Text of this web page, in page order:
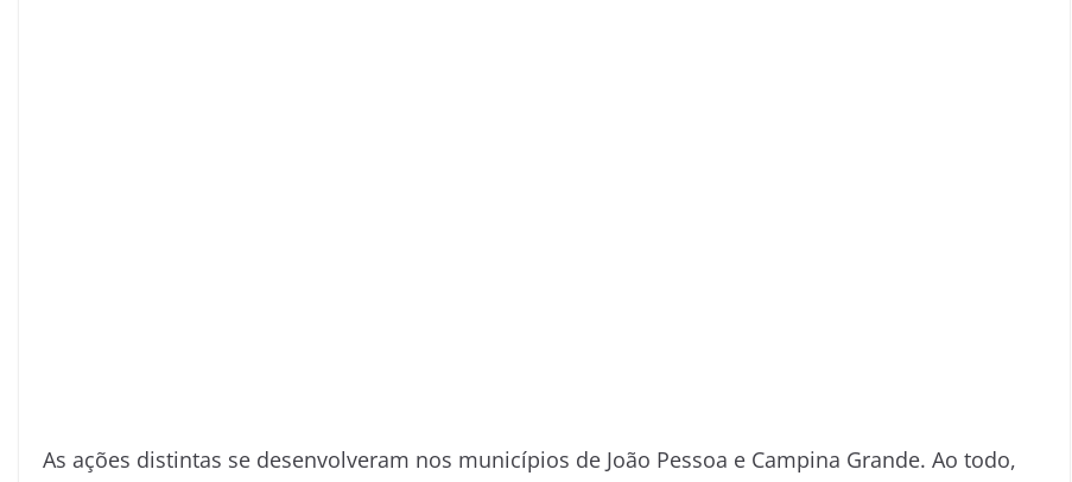
As ações distintas se desenvolveram nos municípios de João Pessoa e Campina Grande. Ao todo,